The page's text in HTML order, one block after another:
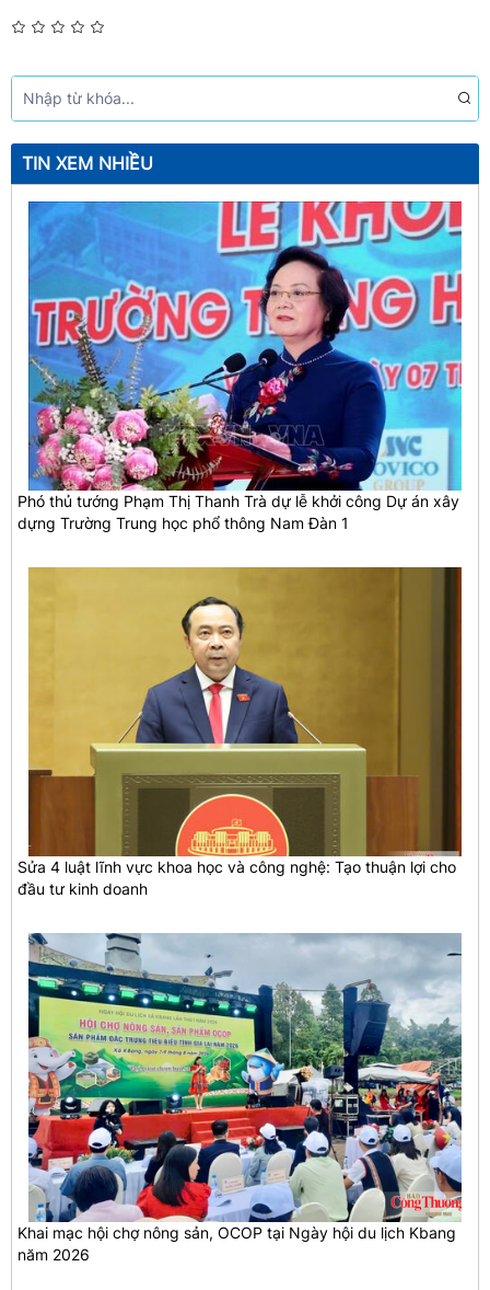
TIN XEM NHIỀU
Phó thủ tướng Phạm Thị Thanh Trà dự lễ khởi công Dự án xây
dựng Trường Trung học phổ thông Nam Đàn 1
Sửa 4 luật lĩnh vực khoa học và công nghệ: Tạo thuận lợi cho
đầu tư kinh doanh
Khai mạc hội chợ nông sản, OCOP tại Ngày hội du lịch Kbang
năm 2026